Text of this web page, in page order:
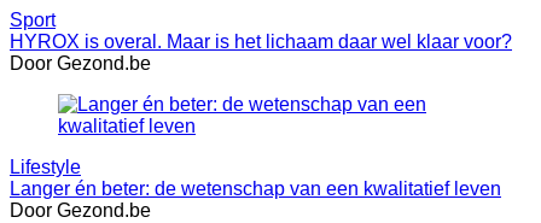
Sport
HYROX is overal. Maar is het lichaam daar wel klaar voor?
Door Gezond.be
Lifestyle
Langer én beter: de wetenschap van een kwalitatief leven
Door Gezond.be